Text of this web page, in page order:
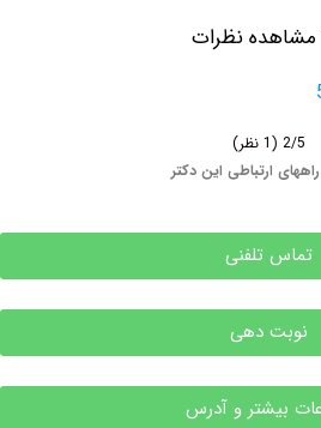
این دکتر
دهی
و آدرس